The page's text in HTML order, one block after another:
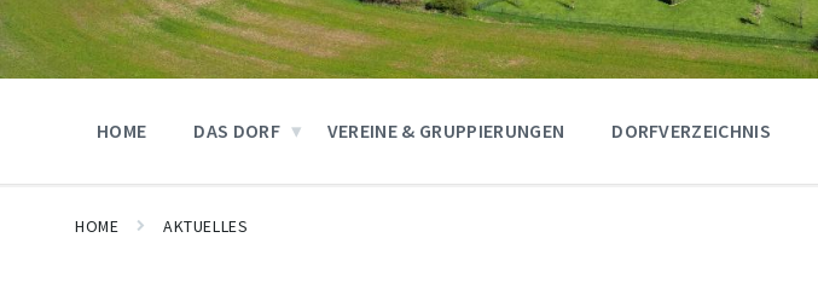
HOME DAS DORF VEREINE & GRUPPIERUNGEN DORFVERZEICHNIS
HOME AKTUELLES